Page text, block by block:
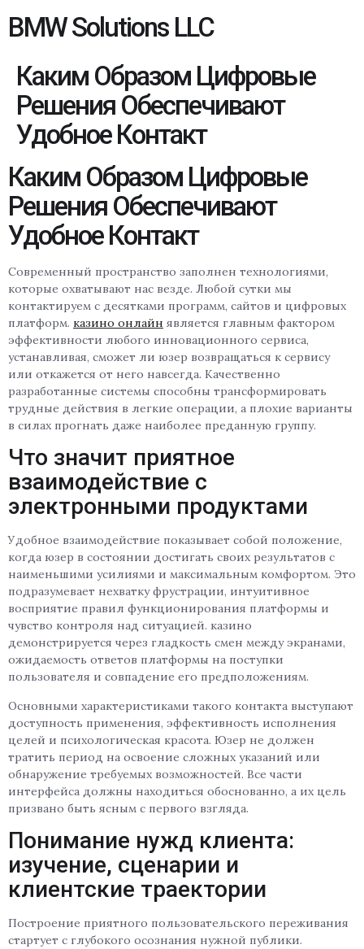
BMW Solutions LLC
Каким Образом Цифровые
Решения Обеспечивают
Удобное Контакт
Каким Образом Цифровые
Решения Обеспечивают
Удобное Контакт
Современный пространство заполнен технологиями,
которые охватывают нас везде. Любой сутки мы
контактируем с десятками программ, сайтов и цифровых
платформ. казино онлайн является главным фактором
эффективности любого инновационного сервиса,
устанавливая, сможет ли юзер возвращаться к сервису
или откажется от него навсегда. Качественно
разработанные системы способны трансформировать
трудные действия в легкие операции, а плохие варианты
в силах прогнать даже наиболее преданную группу.
Что значит приятное
взаимодействие с
электронными продуктами
Удобное взаимодействие показывает собой положение,
когда юзер в состоянии достигать своих результатов с
наименьшими усилиями и максимальным комфортом. Это
подразумевает нехватку фрустрации, интуитивное
восприятие правил функционирования платформы и
чувство контроля над ситуацией. казино
демонстрируется через гладкость смен между экранами,
ожидаемость ответов платформы на поступки
пользователя и совпадение его предположениям.
Основными характеристиками такого контакта выступают
доступность применения, эффективность исполнения
целей и психологическая красота. Юзер не должен
тратить период на освоение сложных указаний или
обнаружение требуемых возможностей. Все части
интерфейса должны находиться обоснованно, а их цель
призвано быть ясным с первого взгляда.
Понимание нужд клиента:
изучение, сценарии и
клиентские траектории
Построение приятного пользовательского переживания
стартует с глубокого осознания нужной публики.